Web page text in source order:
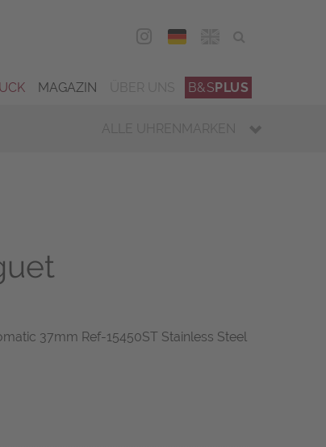
DEU
MAGAZIN B&SPLUS
ALLE UHRENMARKEN
37mm Ref-15450ST Stainless Steel